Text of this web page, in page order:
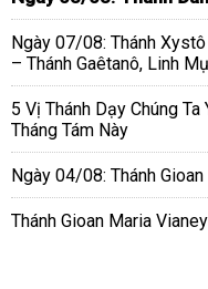
Ngày 07/08: Thánh
– Thánh Gaêtanô, Linh
5 Vị Thánh Dạy Chúng
Tháng Tám Này
Ngày 04/08: Thánh
Thánh Gioan Maria